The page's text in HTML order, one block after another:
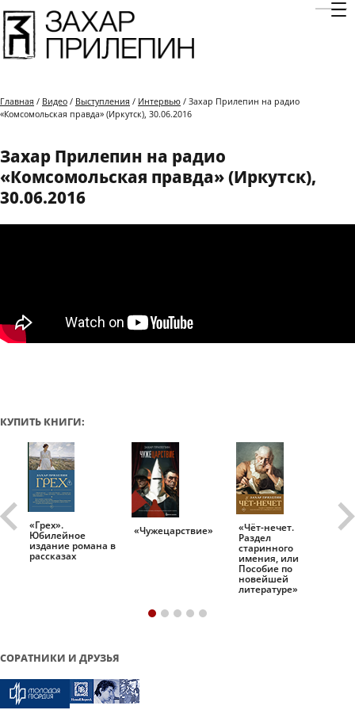
Главная / Видео / Выступления / Интервью / Захар Прилепин на радио
«Комсомольская правда» (Иркутск), 30.06.2016
Захар Прилепин на радио
«Комсомольская правда» (Иркутск),
30.06.2016
КУПИТЬ КНИГИ:
«Грех».
Юбилейное
издание романа в
рассказах
«Чужецарствие» «Чёт-нечет.
Раздел
старинного
имения, или
Пособие по
новейшей
литературе»
СОРАТНИКИ И ДРУЗЬЯ